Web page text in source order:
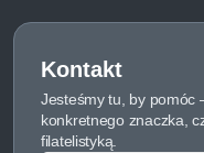
Kontakt
Jesteśmy tu, by pomóc
konkretnego znaczka,
filatelistyką.